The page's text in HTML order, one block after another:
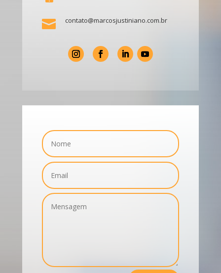
 contato@marcosjustiniano.com.br